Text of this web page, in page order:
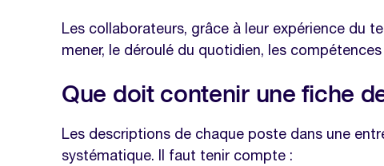
Les collaborateurs, grâce à leur expérience du
mener, le déroulé du quotidien, les
Que doit contenir une fiche
Les descriptions de chaque poste dans une
systématique. Il faut tenir compte :